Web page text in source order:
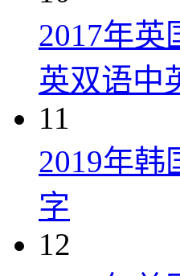
2017年英
英双语中
11
2019年
字
12